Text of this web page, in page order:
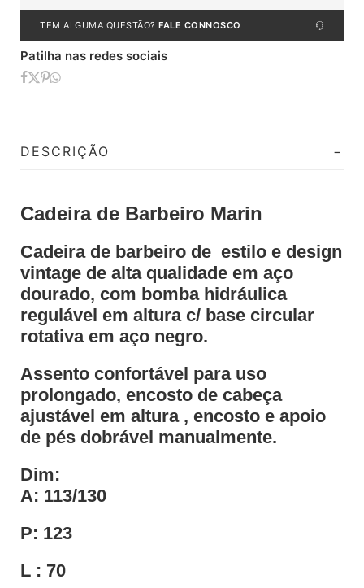
TEM ALGUMA QUESTÃO? FALE CONNOSCO
Patilha nas redes sociais
DESCRIÇÃO
Cadeira de Barbeiro Marin
Cadeira de barbeiro de estilo e design
vintage de alta qualidade em aço
dourado, com bomba hidráulica
regulável em altura c/ base circular
rotativa em aço negro.
Assento confortável para uso
prolongado, encosto de cabeça
ajustável em altura , encosto e apoio
de pés dobrável manualmente.
Dim:
A: 113/130
P: 123
L : 70